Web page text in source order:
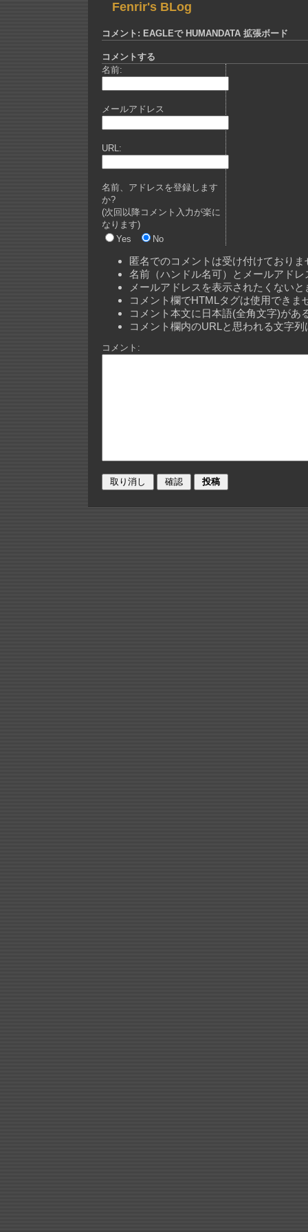
Fenrir's BLog
コメント: EAGLEで HUMANDATA 拡張ボード
コメントする
名前:
メールアドレス
URL:
名前、アドレスを登録します
か?
(次回以降コメント入力が楽に
なります)
Yes
No
匿名でのコメントは受け付けておりま
名前（ハンドル名可）とメールアド
メールアドレスを表示されたくない
コメント欄でHTMLタグは使用できま
コメント本文に日本語(全角文字)があ
コメント欄内のURLと思われる文字
コメント: